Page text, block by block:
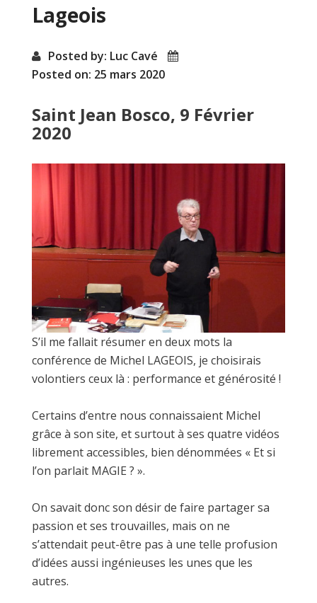
Lageois
Posted by: Luc Cavé
Posted on: 25 mars 2020
Saint Jean Bosco, 9 Février
2020
S’il me fallait résumer en deux mots la
conférence de Michel LAGEOIS, je choisirais
volontiers ceux là : performance et générosité !
Certains d’entre nous connaissaient Michel
grâce à son site, et surtout à ses quatre vidéos
librement accessibles, bien dénommées « Et si
l’on parlait MAGIE ? ».
On savait donc son désir de faire partager sa
passion et ses trouvailles, mais on ne
s’attendait peut-être pas à une telle profusion
d’idées aussi ingénieuses les unes que les
autres.